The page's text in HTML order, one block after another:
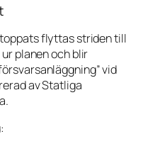
flyttas striden till
planen och blir
vid
av Statliga